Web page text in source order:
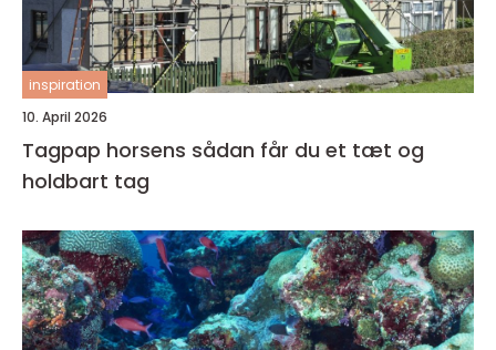
inspiration
10. April 2026
Tagpap horsens sådan får du et tæt og
holdbart tag